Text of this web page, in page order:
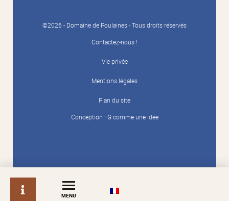
info
MENU
©2026 - Domaine de Poulaines - Tous droits réservés
Contactez-nous !
Vie privée
Mentions légales
Plan du site
Conception : G comme une idée